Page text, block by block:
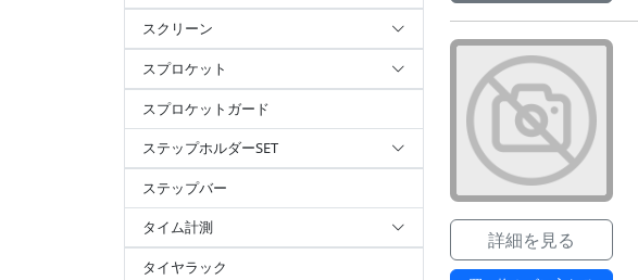
スクリーン
スプロケット
スプロケットガード
ステップホルダーSET
ステップバー
タイム計測
タイヤラック
詳細を見る